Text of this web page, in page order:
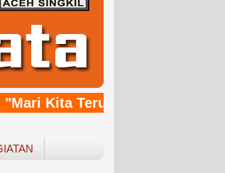
"Mari Kita Terus Bersinergy,